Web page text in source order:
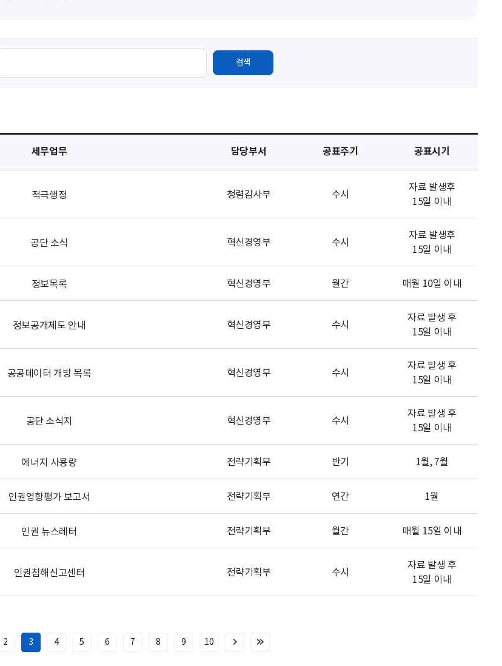
검색
세무업무 담당부서 공표주기 공표시기
적극행정 청렴감사부 수시
자료 발생후
15일 이내
공단 소식 혁신경영부 수시
자료 발생후
15일 이내
정보목록 혁신경영부 월간 매월 10일 이내
정보공개제도 안내 혁신경영부 수시
자료 발생 후
15일 이내
공공데이터 개방 목록 혁신경영부 수시
자료 발생 후
15일 이내
공단 소식지 혁신경영부 수시
자료 발생 후
15일 이내
에너지 사용량 전략기획부 반기 1월, 7월
인권영향평가 보고서 전략기획부 연간 1월
인권 뉴스레터 전략기획부 월간 매월 15일 이내
인권침해신고센터 전략기획부 수시
자료 발생 후
15일 이내
2 3 4 5 6 7 8 9 10
다
마